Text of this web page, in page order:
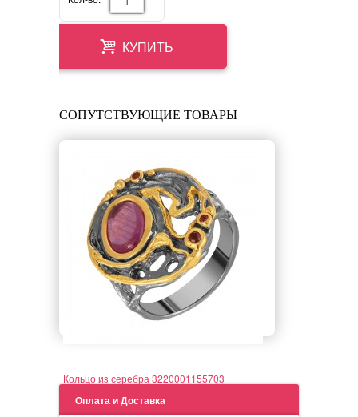
КУПИТЬ
СОПУТСТВУЮЩИЕ ТОВАРЫ
Кольцо из серебра 3220001155703
Оплата и Доставка